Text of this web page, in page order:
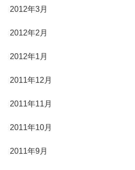
2012年3月
2012年2月
2012年1月
2011年12月
2011年11月
2011年10月
2011年9月